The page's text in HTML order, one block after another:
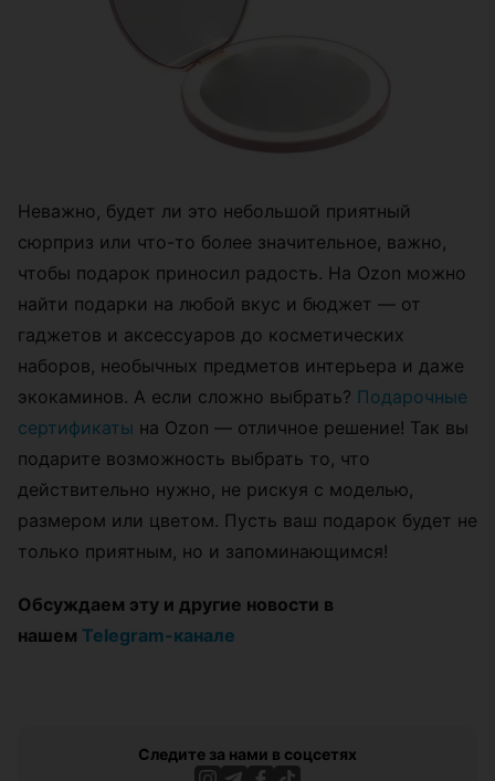
Неважно, будет ли это небольшой приятный
сюрприз или что-то более значительное, важно,
чтобы подарок приносил радость. На Ozon можно
найти подарки на любой вкус и бюджет — от
гаджетов и аксессуаров до косметических
наборов, необычных предметов интерьера и даже
экокаминов. А если сложно выбрать? Подарочные
сертификаты на Ozon — отличное решение! Так вы
подарите возможность выбрать то, что
действительно нужно, не рискуя с моделью,
размером или цветом. Пусть ваш подарок будет не
только приятным, но и запоминающимся!
Обсуждаем эту и другие новости в
нашем Telegram-канале
Следите за нами в соцсетях